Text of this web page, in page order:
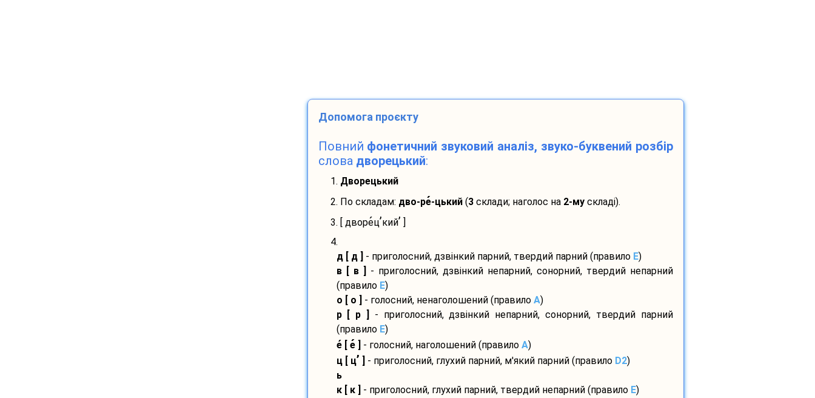
Допомога проєкту
Повний фонетичний звуковий аналіз, звуко-буквений розбір
слова дворецький:
1. Дворецький
2. По складам: дво-ре-цький(3склади; наголос на 2-мускладі).
3. [ дворец’кий’
4.
д [ д ]
- приголосний, дзвінкий парний, твердий парний (правило E)
в [ в ]
- приголосний, дзвінкий непарний, сонорний, твердий непарний
(правило E)
о [ о ]
- голосний, ненаголошений (правило A)
р [ р ]
- приголосний, дзвінкий непарний, сонорний, твердий парний
(правило E)
е[ е] - голосний, наголошений (правило A)
ц [ ц’ - приголосний, глухий парний, м'який парний (правило D2)
ь
к [ к ]
- приголосний, глухий парний, твердий непарний (правило E)